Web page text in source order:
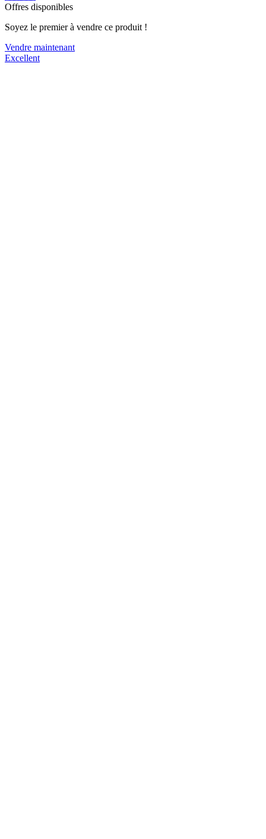
Offres disponibles
Soyez le premier à vendre ce produit !
Vendre maintenant
Excellent